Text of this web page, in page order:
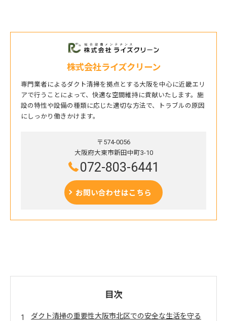
株式会社ライズクリーン
専門業者によるダクト清掃を拠点とする大阪を中心に近畿エリ
アで行うことによって、快適な空間維持に貢献いたします。施
設の特性や設備の種類に応じた適切な方法で、トラブルの原因
にしっかり働きかけます。
〒574-0056
大阪府大東市新田中町3-10
072-803-6441
お問い合わせはこちら
目次
ダクト清掃の重要性大阪市北区での安全な生活を守る